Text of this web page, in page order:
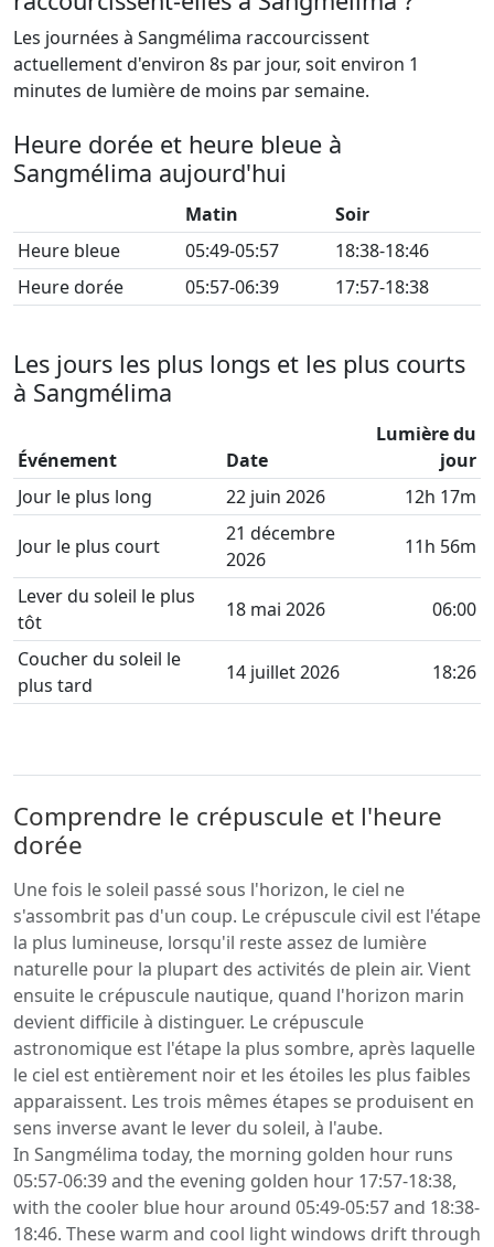
Les journées à Sangmélima raccourcissent
actuellement d'environ 8s par jour, soit environ 1
minutes de lumière de moins par semaine.
Heure dorée et heure bleue à
Sangmélima aujourd'hui
Matin
Soir
Heure bleue
05:49-05:57
18:38-18:46
Heure dorée
05:57-06:39 17:57-18:38
Les jours les plus longs et les plus courts
à Sangmélima
Événement Date
Lumière du
jour
Jour le plus long
22 juin 2026 12h 17m
Jour le plus court
21 décembre
2026
11h 56m
Lever du soleil le plus
tôt
18 mai 2026 06:00
Coucher du soleil le
plus tard
14 juillet 2026 18:26
Comprendre le crépuscule et l'heure
dorée
Une fois le soleil passé sous l'horizon, le ciel ne
s'assombrit pas d'un coup. Le crépuscule civil est l'étape
la plus lumineuse, lorsqu'il reste assez de lumière
naturelle pour la plupart des activités de plein air. Vient
ensuite le crépuscule nautique, quand l'horizon marin
devient difficile à distinguer. Le crépuscule
astronomique est l'étape la plus sombre, après laquelle
le ciel est entièrement noir et les étoiles les plus faibles
apparaissent. Les trois mêmes étapes se produisent en
sens inverse avant le lever du soleil, à l'aube.
In Sangmélima today, the morning golden hour runs
05:57-06:39 and the evening golden hour 17:57-18:38,
with the cooler blue hour around 05:49-05:57 and 18:38-
18:46. These warm and cool light windows drift through